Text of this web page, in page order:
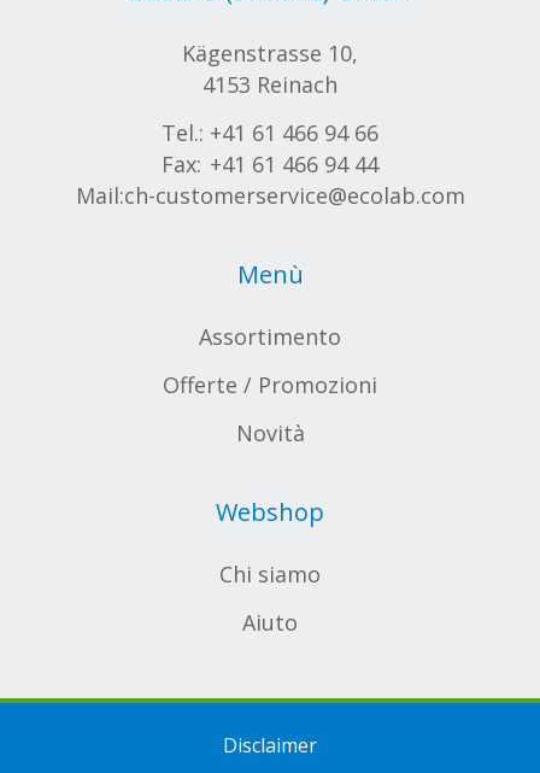
Kägenstrasse 10,
4153 Reinach
Tel.: +41 61 466 94 66
Fax: +41 61 466 94 44
Mail:ch-customerservice@ecolab.com
Menù
Assortimento
Offerte / Promozioni
Novità
Webshop
Chi siamo
Aiuto
Disclaimer